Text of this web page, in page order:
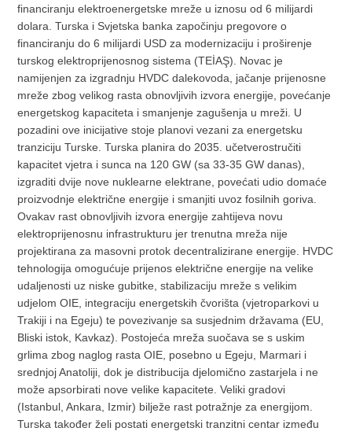
financiranju elektroenergetske mreže u iznosu od 6 milijardi
dolara. Turska i Svjetska banka započinju pregovore o
financiranju do 6 milijardi USD za modernizaciju i proširenje
turskog elektroprijenosnog sistema (TEİAŞ). Novac je
namijenjen za izgradnju HVDC dalekovoda, jačanje prijenosne
mreže zbog velikog rasta obnovljivih izvora energije, povećanje
energetskog kapaciteta i smanjenje zagušenja u mreži. U
pozadini ove inicijative stoje planovi vezani za energetsku
tranziciju Turske. Turska planira do 2035. učetverostručiti
kapacitet vjetra i sunca na 120 GW (sa 33-35 GW danas),
izgraditi dvije nove nuklearne elektrane, povećati udio domaće
proizvodnje električne energije i smanjiti uvoz fosilnih goriva.
Ovakav rast obnovljivih izvora energije zahtijeva novu
elektroprijenosnu infrastrukturu jer trenutna mreža nije
projektirana za masovni protok decentralizirane energije. HVDC
tehnologija omogućuje prijenos električne energije na velike
udaljenosti uz niske gubitke, stabilizaciju mreže s velikim
udjelom OIE, integraciju energetskih čvorišta (vjetroparkovi u
Trakiji i na Egeju) te povezivanje sa susjednim državama (EU,
Bliski istok, Kavkaz). Postojeća mreža suočava se s uskim
grlima zbog naglog rasta OIE, posebno u Egeju, Marmari i
srednjoj Anatoliji, dok je distribucija djelomično zastarjela i ne
može apsorbirati nove velike kapacitete. Veliki gradovi
(Istanbul, Ankara, Izmir) bilježe rast potražnje za energijom.
Turska također želi postati energetski tranzitni centar između